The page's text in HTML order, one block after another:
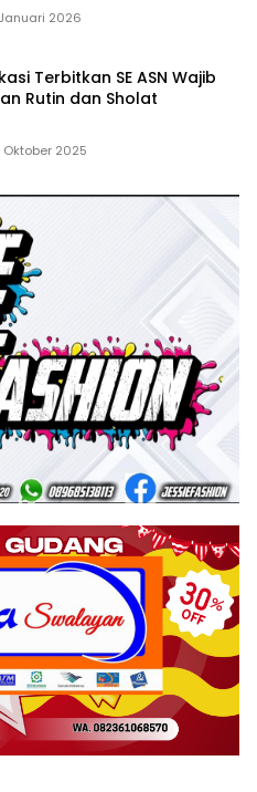
2026
Terbitkan SE ASN Wajib
Rutin dan Sholat
Oktober 2025